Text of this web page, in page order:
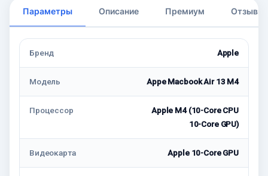
Параметры Описание Премиум Отзывы
Бренд Apple
Модель Appe Macbook Air 13 M4
Процессор
Apple M4 (10-Core CPU
10-Core GPU)
Видеокарта Apple 10-Core GPU